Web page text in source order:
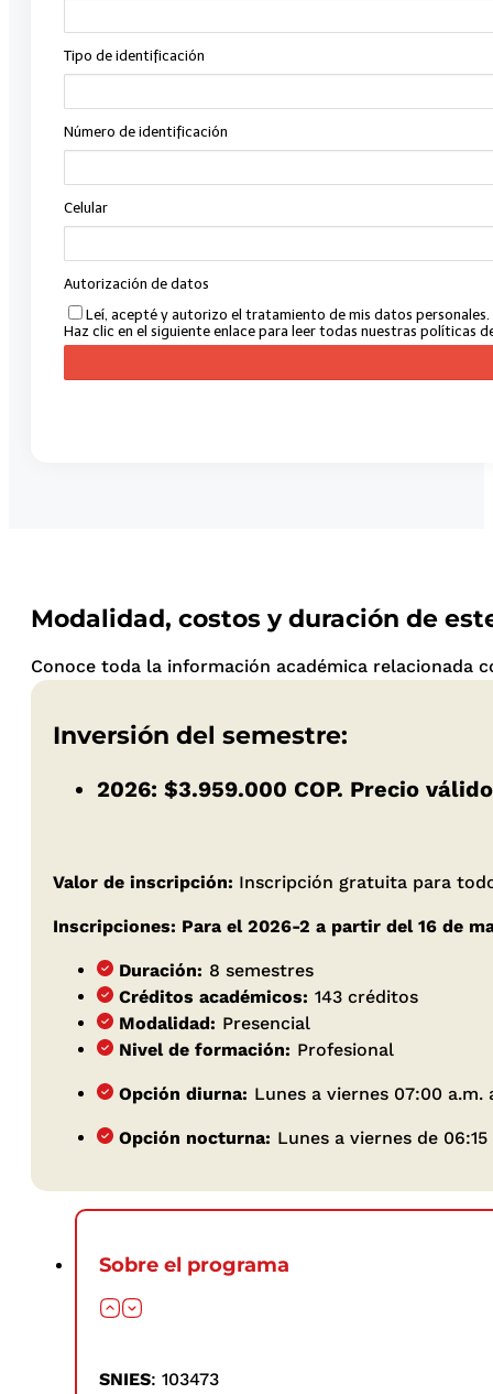
Modalidad, costos y duración de
Conoce toda la información académica relacionada
Inversión del semestre:
2026: $3.959.000 COP. Precio
Valor de inscripción: Inscripción gratuita para
Inscripciones: Para el 2026-2 a partir del 16 de
Duración: 8 semestres
Créditos académicos: 143 créditos
Modalidad: Presencial
Nivel de formación: Profesional
Opción diurna: Lunes a viernes 07:00 a.m.
Opción nocturna: Lunes a viernes de 06:15
Sobre el programa
SNIES: 103473